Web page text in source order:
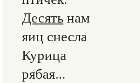
Десятьнам
яиц снесла
Курица
рябая...